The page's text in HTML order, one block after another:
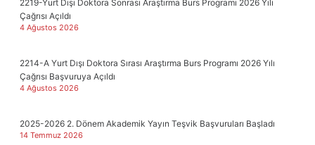
2219-Yurt Dışı Doktora Sonrası Araştırma Burs Programı 2026 Yılı
Çağrısı Açıldı
4 Ağustos 2026
2214-A Yurt Dışı Doktora Sırası Araştırma Burs Programı 2026 Yılı
Çağrısı Başvuruya Açıldı
4 Ağustos 2026
2025-2026 2. Dönem Akademik Yayın Teşvik Başvuruları Başladı
14 Temmuz 2026